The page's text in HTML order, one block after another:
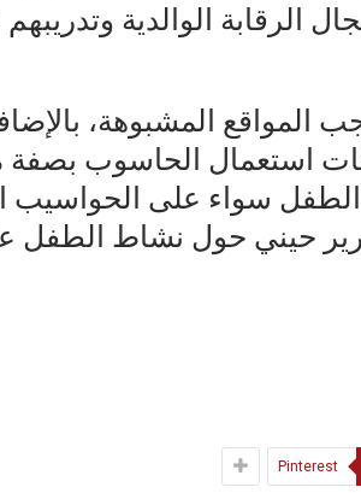
الرقابة الوالدية
المواقع المشبوهة،
استعمال الحاسوب بصفة
الطفل سواء على الحواسيب
حيني حول نشاط الطفل
Pinterest